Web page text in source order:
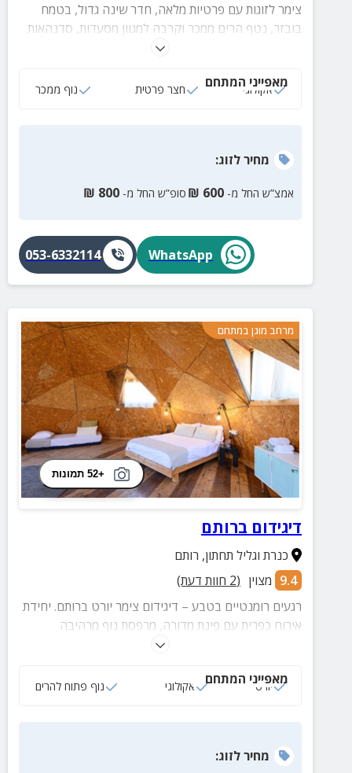
צימר לזוגות עם פרטיות מלאה, חדר שינה גדול, בטמח
בובזר, נטף הרים ממכר וקרבה למגוון מסעדות, סדנהאות
מאפייני המתחם
אקולוגי חצר פרטית נוף ממכר
מחירלזוג:
אמצ”ש החל מ- 600
₪ סופ”ש החל מ- 800
₪
WhatsApp
053-6332114
מרחב מוגן במתחם
+52 תמונות
דיגידום ברותם
כנרת וגליל תחתון, רותם
9.4 מצוין (
2 חוות דעת)
רגעים רומנטיים בטבע – דיגידום צימר יורט ברותם. יחידת
אירוח כפרית עם פינת מדורה, מרפסת נוף מרהיבה
מאפייני המתחם
יורט אקולוגי נוף פתוח להרים
מחירלזוג: